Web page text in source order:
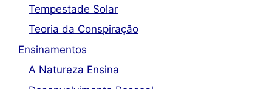
Tempestade Solar
Teoria da Conspiração
Ensinamentos
A Natureza Ensina